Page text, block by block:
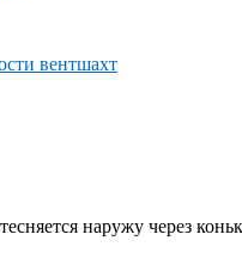
наружу через